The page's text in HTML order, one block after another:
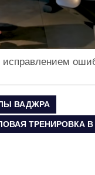
ВАДЖРА
ТРЕНИРОВКА